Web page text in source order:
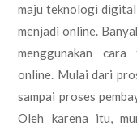
maju teknologi digital
menjadi online.
menggunakan
online. Mulai dari
sampai proses
Oleh karena itu,